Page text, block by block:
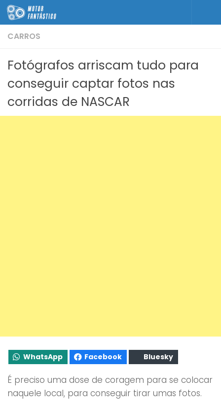
Skip to content
CARROS
Fotógrafos arriscam tudo para
conseguir captar fotos nas
corridas de NASCAR
WhatsApp Facebook Bluesky
É preciso uma dose de coragem para se colocar
naquele local, para conseguir tirar umas fotos.